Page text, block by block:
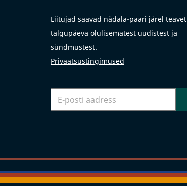
Liitujad saavad nädala-paari järel teavet
talgupäeva olulisematest uudistest ja
sündmustest.
Privaatsustingimused